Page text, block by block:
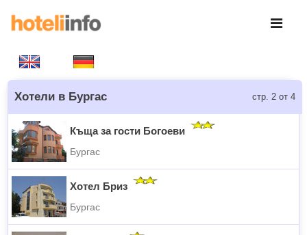
Хотели в Бургас стр. 2 от 4
Къща за гости Богоеви
Бургас
Хотел Бриз
Бургас